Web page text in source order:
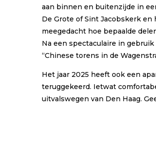
aan binnen en buitenzijde in
De Grote of Sint Jacobskerk
meegedacht hoe bepaalde
Na een spectaculaire in
“Chinese torens in de
Het jaar 2025 heeft ook een
teruggekeerd. Ietwat
uitvalswegen van Den Haag.